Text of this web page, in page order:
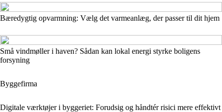
Bæredygtig opvarmning: Vælg det varmeanlæg, der passer til dit hjem
Små vindmøller i haven? Sådan kan lokal energi styrke boligens
forsyning
Byggefirma
Digitale værktøjer i byggeriet: Forudsig og håndtér risici mere effektivt